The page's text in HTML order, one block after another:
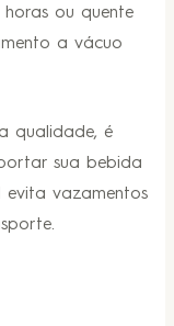
ou quente
a vácuo
qualidade, é
sua bebida
evita vazamentos